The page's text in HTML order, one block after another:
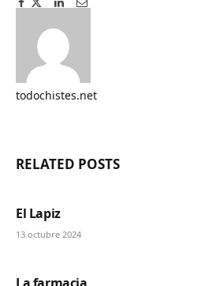
Facebook
Twitter
Pinterest
LinkedIn
Tumblr
Email
todochistes.net
RELATED POSTS
El Lapiz
13 octubre 2024